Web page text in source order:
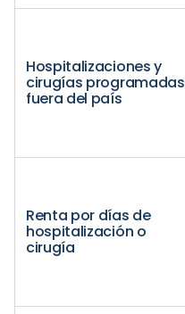
Hospitalizaciones y
cirugías programadas
fuera del país
Renta por días de
hospitalización o
cirugía